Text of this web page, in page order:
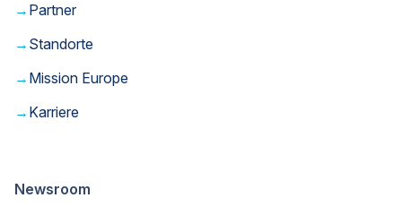
→ Partner
→ Standorte
→ Mission Europe
→ Karriere
Newsroom